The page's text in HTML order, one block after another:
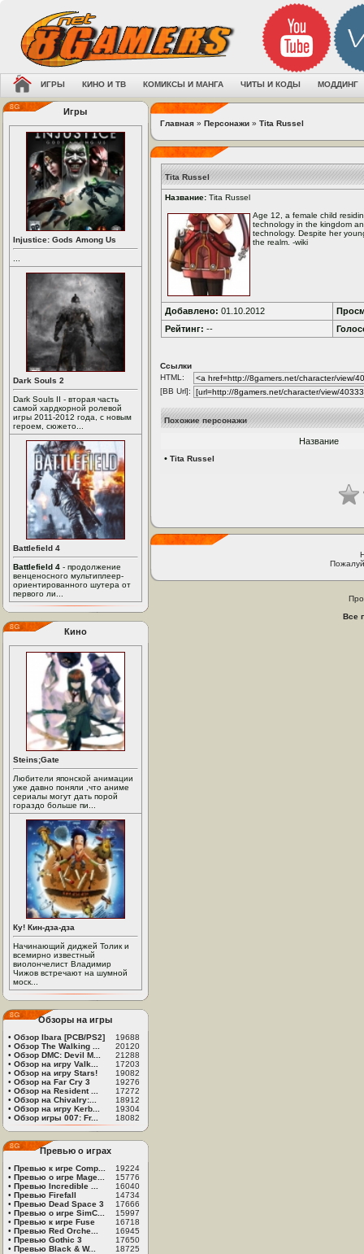
ИГРЫ КИНО И ТВ КОМИКСЫ И МАНГА ЧИТЫ И КОДЫ МОДДИНГ
Игры
Injustice: Gods Among Us
Dark Souls 2
Dark Souls II - вторая часть
самой хардкорной ролевой
игры 2011-2012 года, с новым
героем, сюжето...
Battlefield 4
Battlefield 4 - продолжение
венценосного мультиплеер-
ориентированного шутера от
первого ли...
Кино
Steins;Gate
Любители японской анимации
уже давно поняли ,что аниме
сериалы могут дать порой
гораздо больше пи...
Ку! Кин-дза-дза
Начинающий диджей Толик и
всемирно известный
виолончелист Владимир
Чижов встречают на шумной
моск...
Обзоры на игры
• Обзор Ibara [PCB/PS2]
19688
• Обзор The Walking ...
20120
• Обзор DMC: Devil M...
21288
• Обзор на игру Valk...
17203
• Обзор на игру Stars!
19082
• Обзор на Far Cry 3
19276
• Обзор на Resident ...
17272
• Обзор на Chivalry:...
18912
• Обзор на игру Kerb...
19304
• Обзор игры 007: Fr... 18082
Превью о играх
• Превью к игре Comp...
19224
• Превью о игре Mage...
15776
• Превью Incredible ...
16040
• Превью Firefall
14734
• Превью Dead Space 3
17666
• Превью о игре SimC...
15997
• Превью к игре Fuse
16718
• Превью Red Orche...
16945
• Превью Gothic 3
17650
• Превью Black & W... 18725
Главная » Персонажи » Tita Russel
Tita Russel
Название: Tita Russel
Age 12, a female child
technology in the kingdom
technology. Despite her
the realm. -wiki
Добавлено: 01.10.2012
Рейтинг: --
Ссылки
HTML:
[BB Url]:
Похожие персонажи
Название
• Tita Russel
Все